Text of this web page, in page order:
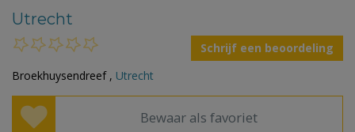
Utrecht
Schrijf een beoordeling
Broekhuysendreef , Utrecht
Bewaar als favoriet